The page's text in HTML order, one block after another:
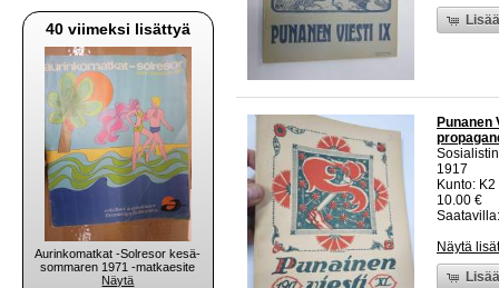
40 viimeksi lisättyä
Aurinkomatkat -Solresor kesä-
sommaren 1971 -matkaesite
Näytä
Punanen
1917
Kunto:
10.00 €
Näytä